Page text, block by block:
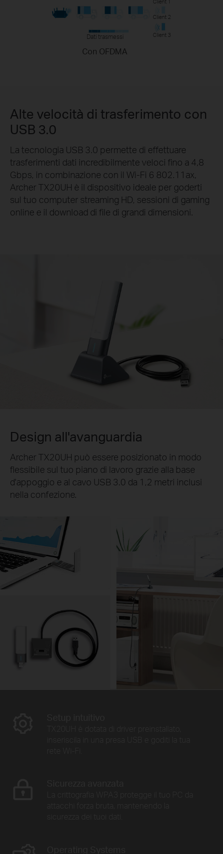
Dati trasmessi
Con OFDMA
Client 2
Client 3
Alte velocità di trasferimento con
USB 3.0
La tecnologia USB 3.0 permette di effettuare
trasferimenti dati incredibilmente veloci fino a 4,8
Gbps, in combinazione con il Wi-Fi 6 802.11ax,
Archer TX20UH è il dispositivo ideale per goderti
sul tuo computer streaming HD, sessioni di gaming
online e il download di file di grandi dimensioni.
Design all'avanguardia
Archer TX20UH può essere posizionato in modo
flessibile sul tuo piano di lavoro grazie alla base
d'appoggio e al cavo USB 3.0 da 1,2 metri inclusi
nella confezione.